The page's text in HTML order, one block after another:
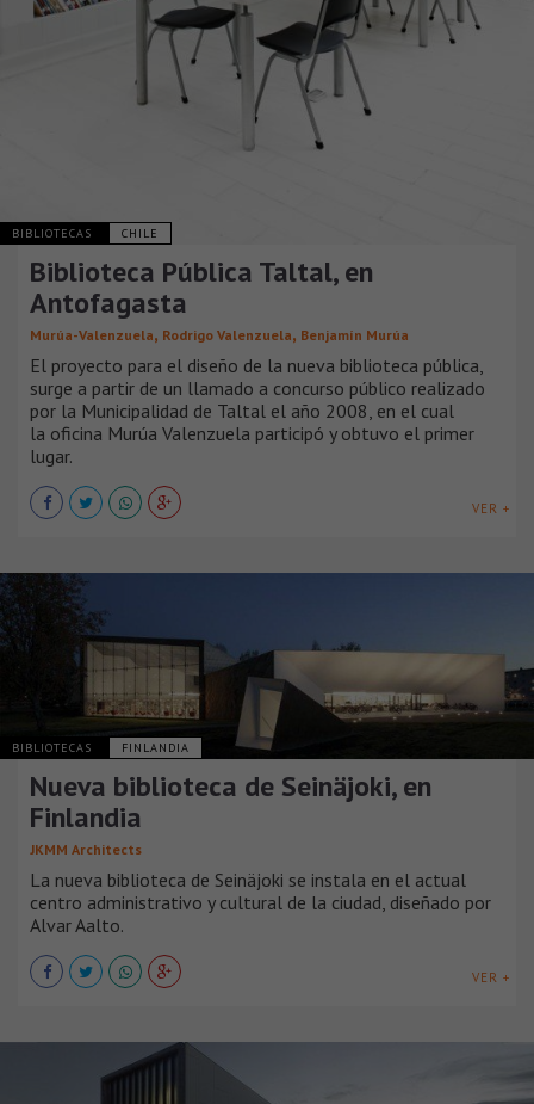
BIBLIOTECAS CHILE
Biblioteca Pública Taltal, en
Antofagasta
Murúa-Valenzuela, Rodrigo Valenzuela, Benjamín Murúa
El proyecto para el diseño de la nueva biblioteca pública,
surge a partir de un llamado a concurso público realizado
por la Municipalidad de Taltal el año 2008, en el cual
la oficina Murúa Valenzuela participó y obtuvo el primer
lugar.
VER +
BIBLIOTECAS FINLANDIA
Nueva biblioteca de Seinäjoki, en
Finlandia
JKMM Architects
La nueva biblioteca de Seinäjoki se instala en el actual
centro administrativo y cultural de la ciudad, diseñado por
Alvar Aalto.
VER +